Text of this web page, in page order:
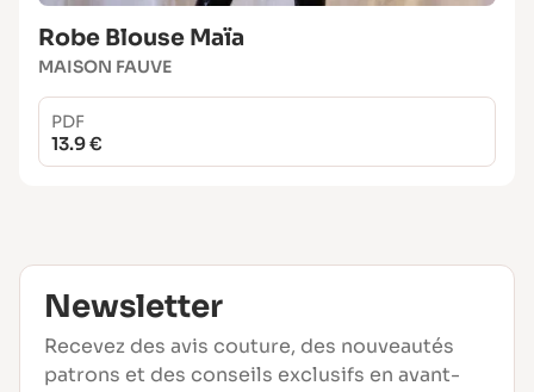
Robe Blouse Maïa
MAISON FAUVE
PDF
13.9 €
Newsletter
Recevez des avis couture, des nouveautés
patrons et des conseils exclusifs en avant-